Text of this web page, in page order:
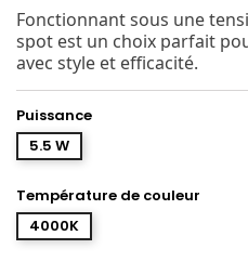
Fonctionnant sous une
spot est un choix parfait
avec style et efficacité.
Puissance
5.5 W
Température de couleur
4000K